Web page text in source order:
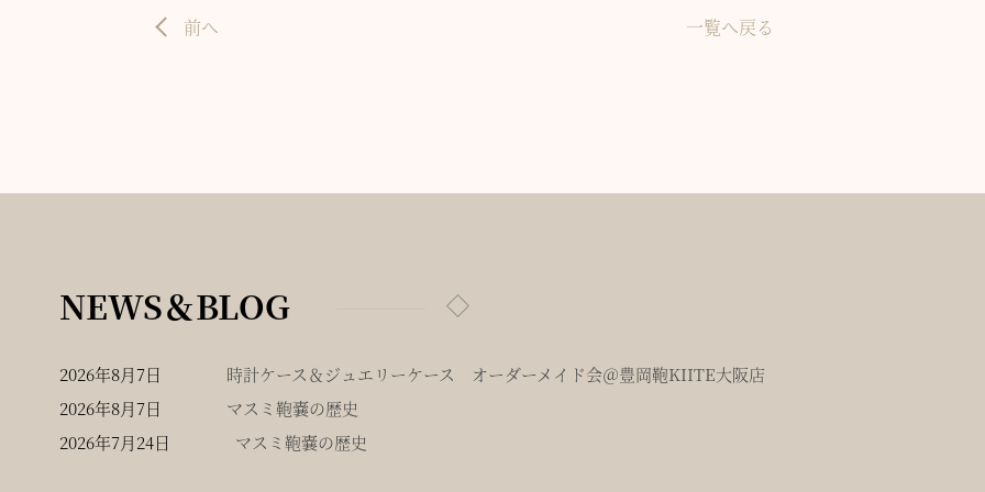
前へ 一覧へ戻る
NEWS＆BLOG
2026年8月7日
時計ケース＆ジュエリーケース オーダーメイド会＠豊岡鞄KIITE大阪店
2026年8月7日
マスミ鞄嚢の歴史
2026年7月24日
マスミ鞄嚢の歴史